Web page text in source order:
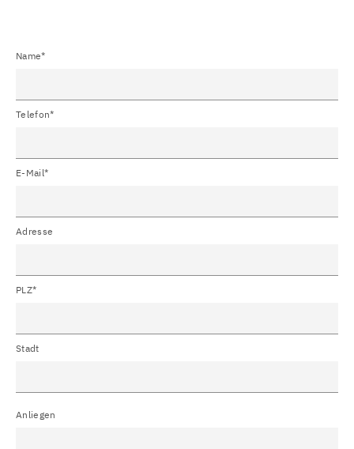
Name*
Telefon*
E-Mail*
Adresse
PLZ*
Stadt
Anliegen